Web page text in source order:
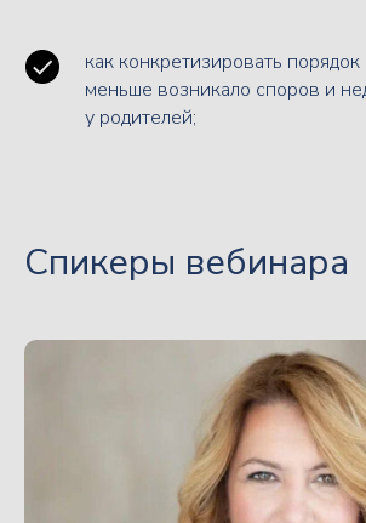
как конкретизировать
меньше возникало споров и
у родителей;
Спикеры вебинара
Дискуссия в записи